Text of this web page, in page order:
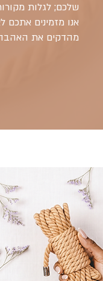
שלכם; לגלות
אנו מזמינים
מהדקים את